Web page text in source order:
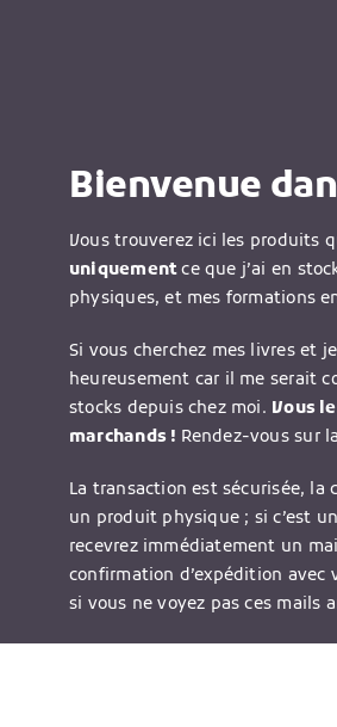
Bienvenue
Vous trouverez ici les produits
uniquementce que j’ai en
physiques, et mes formations
Si vous cherchez mes livres et
heureusement car il me serait
stocks depuis chez moi. Vous
marchands ! Rendez-vous sur
La transaction est sécurisée, la
un produit physique ; si c’est
recevrez immédiatement un
confirmation d’expédition avec
si vous ne voyez pas ces mails